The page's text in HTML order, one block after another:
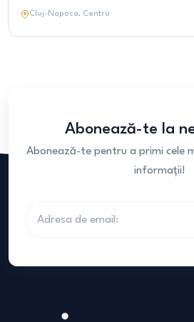
Cluj-Napoca, Centru
Abonează-te la
Abonează-te pentru a primi cele
informații!